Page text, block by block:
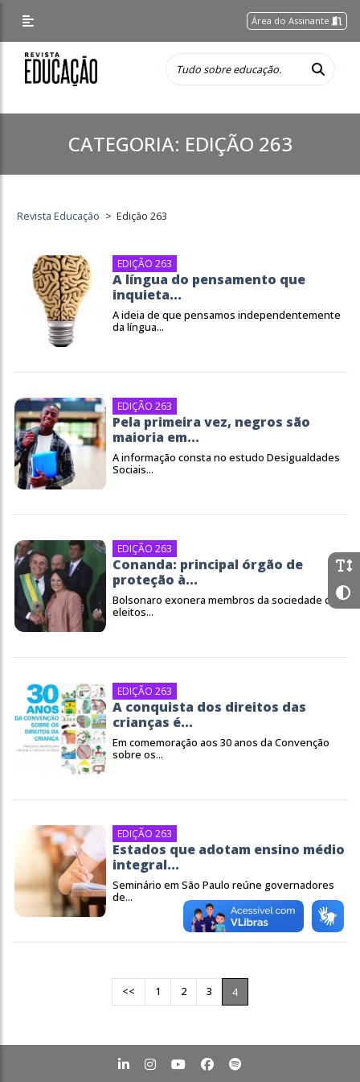
Área do Assinante
CATEGORIA: EDIÇÃO 263
Revista Educação > Edição 263
EDIÇÃO 263
A língua do pensamento que
inquieta...
A ideia de que pensamos independentemente
da língua...
EDIÇÃO 263
Pela primeira vez, negros são
maioria em...
A informação consta no estudo Desigualdades
Sociais...
EDIÇÃO 263
Conanda: principal órgão de
proteção à...
Bolsonaro exonera membros da sociedade civil
eleitos...
EDIÇÃO 263
A conquista dos direitos das
crianças é...
Em comemoração aos 30 anos da Convenção
sobre os...
EDIÇÃO 263
Estados que adotam ensino médio
integral...
Seminário em São Paulo reúne governadores
de...
<< 1 2 3 4